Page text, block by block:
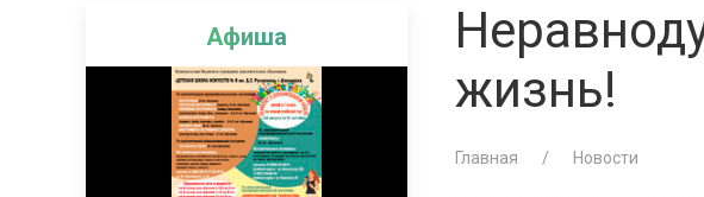
Афиша
жизнь!
Главная Новости